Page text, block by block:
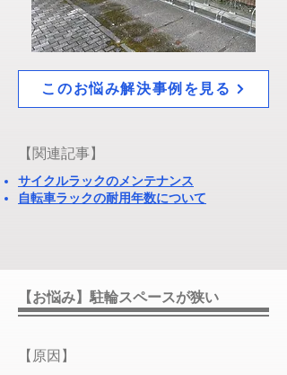
このお悩み解決事例を見る
​【関連記事】
​サイクルラックのメンテナンス
自転車ラックの耐用年数について
【お悩み】駐輪スペースが狭い
​【原因】